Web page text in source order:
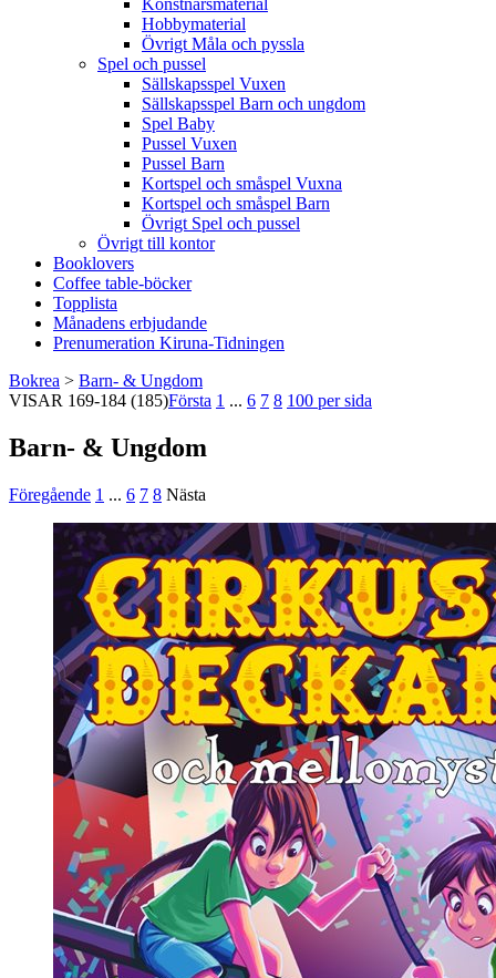
Konstnärsmaterial
Hobbymaterial
Övrigt Måla och pyssla
Spel och pussel
Sällskapsspel Vuxen
Sällskapsspel Barn och ungdom
Spel Baby
Pussel Vuxen
Pussel Barn
Kortspel och småspel Vuxna
Kortspel och småspel Barn
Övrigt Spel och pussel
Övrigt till kontor
Booklovers
Coffee table-böcker
Topplista
Månadens erbjudande
Prenumeration Kiruna-Tidningen
Bokrea > Barn- & Ungdom
VISAR 169-184 (185)Första 1 ... 6 7 8 100 per sida
Barn- & Ungdom
Föregående 1 ... 6 7 8 Nästa